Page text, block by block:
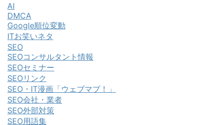
AI
DMCA
Google順位変動
ITお笑いネタ
SEO
SEOコンサルタント情報
SEOセミナー
SEOリンク
SEO・IT漫画「ウェブマブ！」
SEO会社・業者
SEO外部対策
SEO用語集